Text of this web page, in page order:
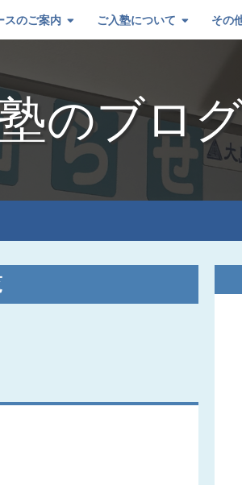
スのご案内 ご入塾について その
のブロ